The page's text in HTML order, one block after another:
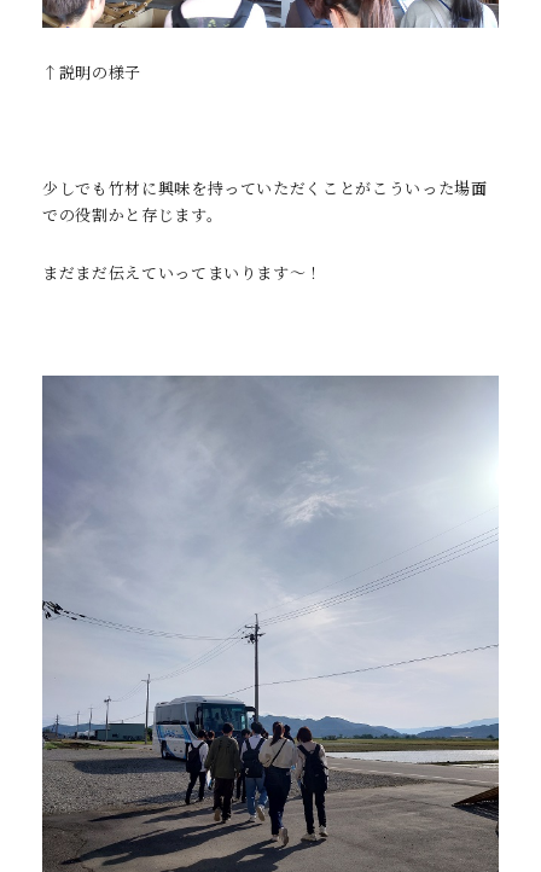
↑説明の様子
少しでも竹材に興味を持っていただくことがこういった場面
での役割かと存じます。
まだまだ伝えていってまいります～！